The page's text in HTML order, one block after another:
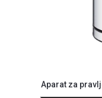
Aparat za